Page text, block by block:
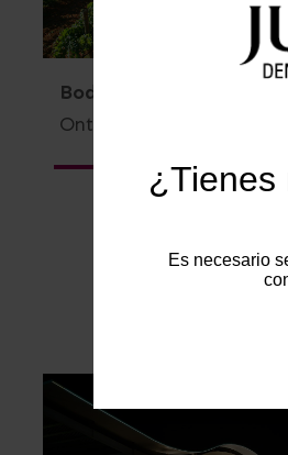
¿Tienes
Es necesario
Bodegas Pío del Ramo
Ontur (Castilla-La